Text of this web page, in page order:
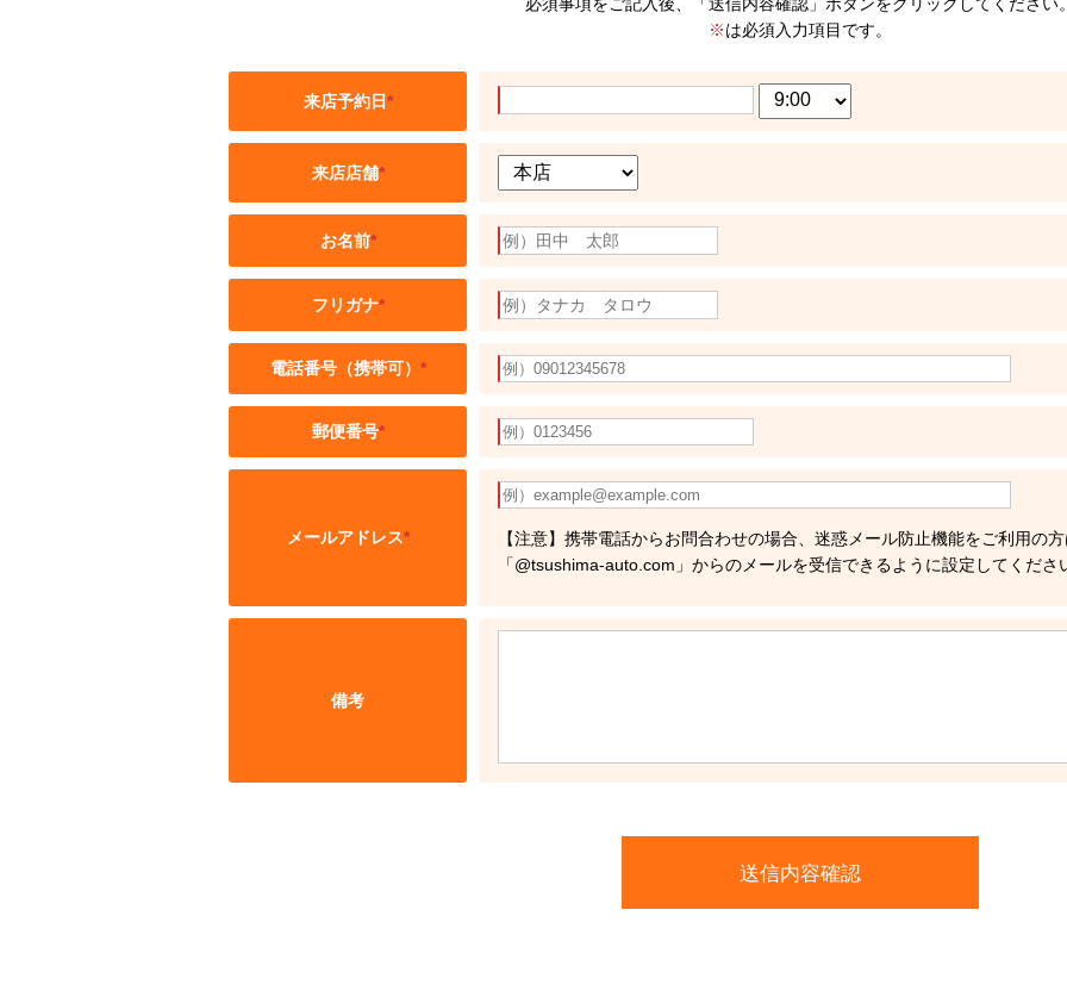
※は必須入力項目です。
来店予約日*
来店店舗*
お名前*
フリガナ*
電話番号（携帯可） *
郵便番号*
メールアドレス*
【注意】携帯電話からお問合わせの場合、迷惑メール防止機能をご利用の
「@tsushima-auto.com」からのメールを受信できるように設定してくださ
備考